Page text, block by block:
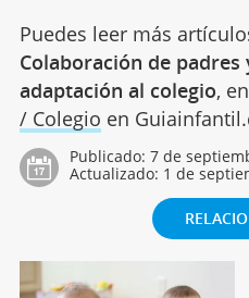
Puedes leer más
Colaboración de
adaptación al colegio,
/ Colegio en
Publicado: 7 de
Actualizado: 1 de